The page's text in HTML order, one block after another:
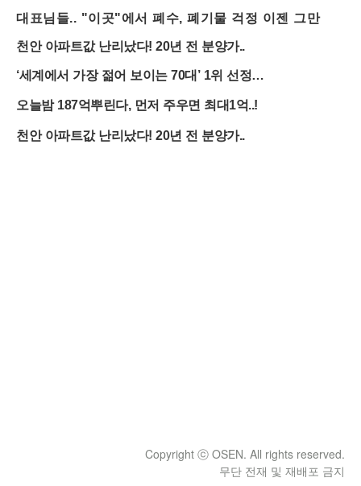
Copyright ⓒ OSEN. All rights reserved.
무단 전재 및 재배포 금지